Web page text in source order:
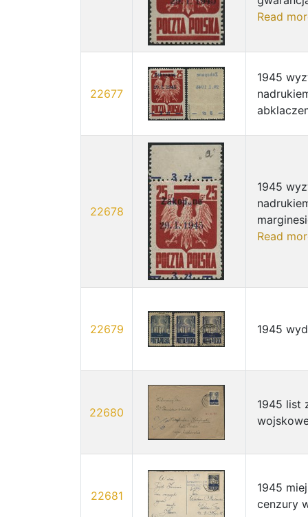
Read
22677
1945
22678
1945
Read
22679 1945
22680
1945 list
22681
1945
cenzury